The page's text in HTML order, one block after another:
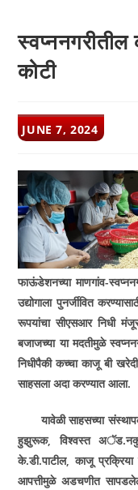
स्वप्ननगरीतील
कोटी
POST
PUBLISHED:
JUNE 7, 2024
फाऊंडेशनच्या माणगांव-
उद्योगाला पुनर्जीवित करण्या
रूपयांचा सीएसआर निधी
बजाजच्या या मदतीमुळे
निधीपैकी कच्चा काजू बी
साहसला अदा करण्यात आला.
यावेळी साहसच्या
हुझुरूक,विश्वस्त
के.डी.पाटील,काजू प्रक्रिया
आपत्तीमुळे अडचणीत